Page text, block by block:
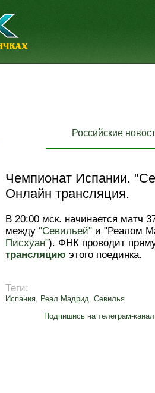
Российские
Чемпионат Испании.
Онлайн трансляция.
В 20:00 мск. начинается матч
между "Севильей" и "Реалом
Писхуан"). ФНК проводит
трансляцию этого поединка.
Теги:
Испания, Реал Мадрид, Севилья
Подпишись на телеграм-